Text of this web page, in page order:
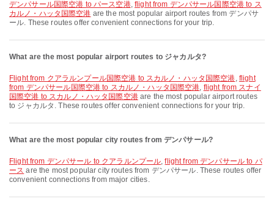
デンパサール国際空港 to パース空港, flight from デンパサール国際空港 to ス
カルノ・ハッタ国際空港 are the most popular airport routes from デンパサ
ール. These routes offer convenient connections for your trip.
What are the most popular airport routes to ジャカルタ?
flight from クアラルンプール国際空港 to スカルノ・ハッタ国際空港, flight
from デンパサール国際空港 to スカルノ・ハッタ国際空港, flight from スナイ
国際空港 to スカルノ・ハッタ国際空港are the most popular airport routes
to ジャカルタ. These routes offer convenient connections for your trip.
What are the most popular city routes from デンパサール?
flight from デンパサール to クアラルンプール,flight from デンパサール to パ
ース are the most popular city routes from デンパサール. These routes offer
convenient connections from major cities.